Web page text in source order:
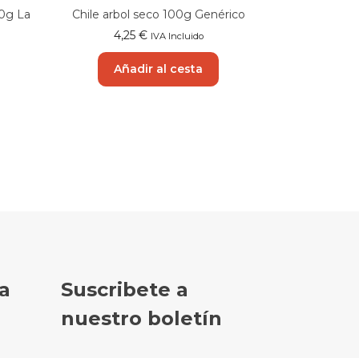
La
Chile arbol seco 100g Genérico
4,25 € IVA Incluido
Añadir al cesta
Suscribete a
nuestro boletín